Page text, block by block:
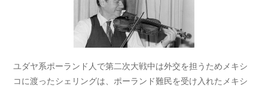
ユダヤ系ポーランド人で第二次大戦中は外交を担うためメキシ
コに渡ったシェリングは、ポーランド難民を受け入れたメキシ